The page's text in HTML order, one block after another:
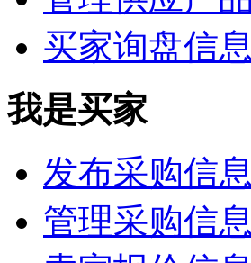
买家询盘信息
我是买家
发布采购信息
管理采购信息